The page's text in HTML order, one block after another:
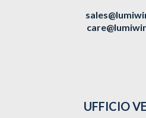
UFFICIO